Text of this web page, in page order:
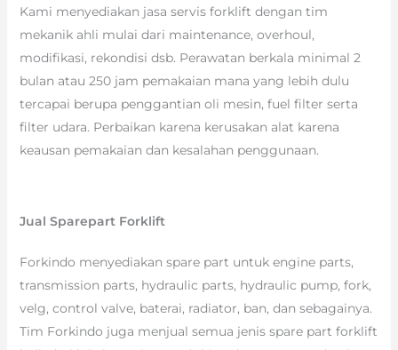
Kami menyediakan jasa servis forklift dengan tim
mekanik ahli mulai dari maintenance, overhoul,
modifikasi, rekondisi dsb. Perawatan berkala minimal 2
bulan atau 250 jam pemakaian mana yang lebih dulu
tercapai berupa penggantian oli mesin, fuel filter serta
filter udara. Perbaikan karena kerusakan alat karena
keausan pemakaian dan kesalahan penggunaan.
Jual Sparepart Forklift
Forkindo menyediakan spare part untuk engine parts,
transmission parts, hydraulic parts, hydraulic pump, fork,
velg, control valve, baterai, radiator, ban, dan sebagainya.
Tim Forkindo juga menjual semua jenis spare part forklift